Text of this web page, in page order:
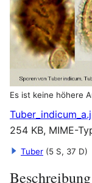
Es ist keine höhere
254 KB, MIME-
Tuber (5 S, 37 D)
Beschreibung